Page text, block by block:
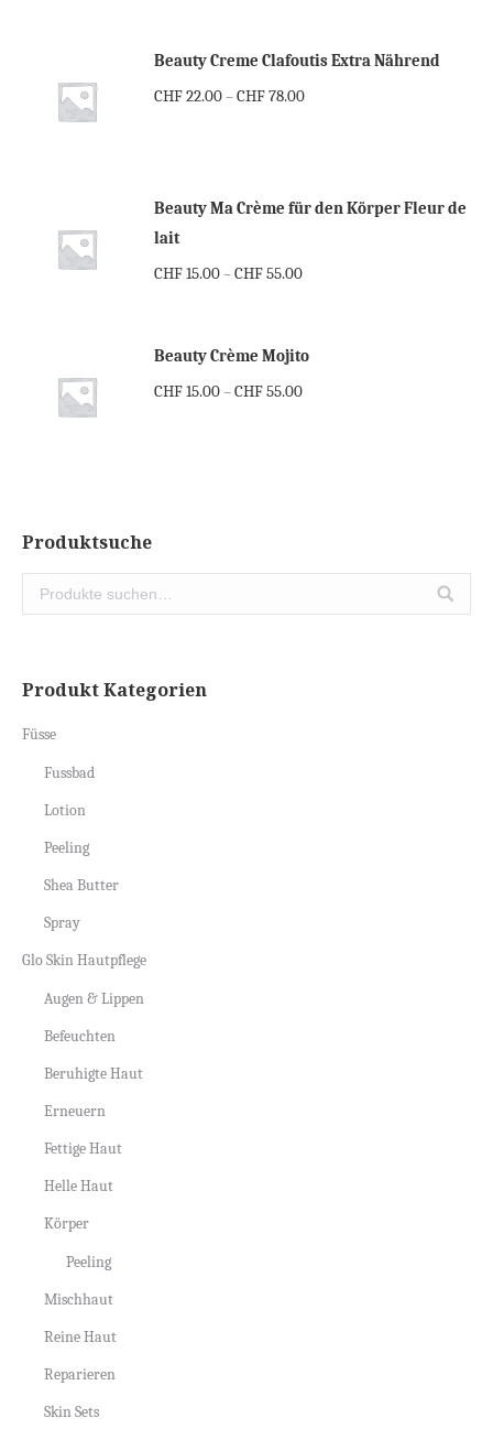
Beauty Creme Clafoutis Extra Nährend
CHF22.00–CHF78.00
Beauty Ma Crème für den Körper Fleur de
lait
CHF15.00–CHF55.00
Beauty Crème Mojito
CHF15.00–CHF55.00
Produktsuche
Produkt Kategorien
Füsse
Fussbad
Lotion
Peeling
Shea Butter
Spray
Glo Skin Hautpflege
Augen & Lippen
Befeuchten
Beruhigte Haut
Erneuern
Fettige Haut
Helle Haut
Körper
Peeling
Mischhaut
Reine Haut
Reparieren
Skin Sets